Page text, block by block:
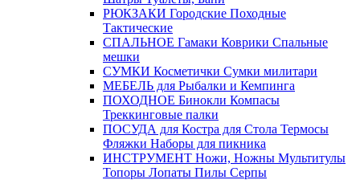
РЮКЗАКИ Городские Походные
Тактические
СПАЛЬНОЕ Гамаки Коврики Спальные
мешки
СУМКИ Косметички Сумки милитари
МЕБЕЛЬ для Рыбалки и Кемпинга
ПОХОДНОЕ Бинокли Компасы
Треккинговые палки
ПОСУДА для Костра для Стола Термосы
Фляжки Наборы для пикника
ИНСТРУМЕНТ Ножи, Ножны Мультитулы
Топоры Лопаты Пилы Серпы